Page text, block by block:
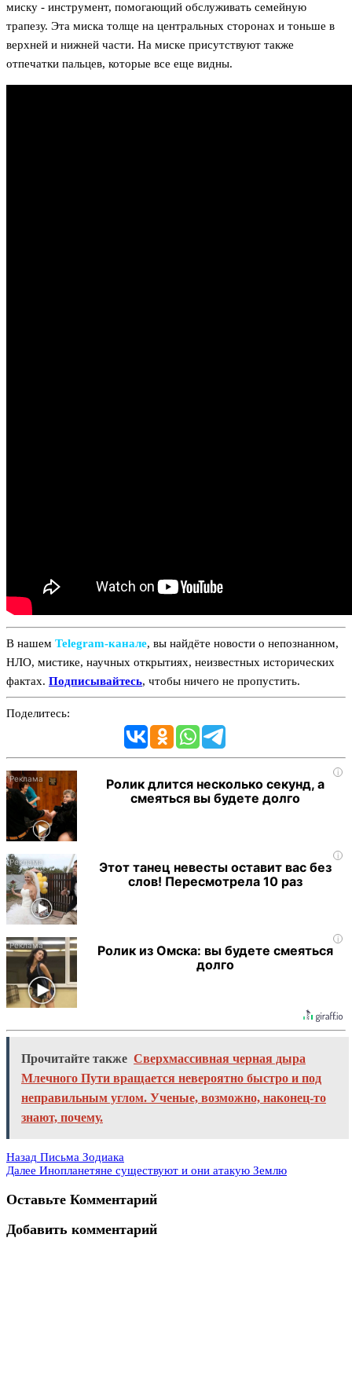
миску - инструмент, помогающий обслуживать семейную
трапезу. Эта миска толще на центральных сторонах и тоньше в
верхней и нижней части. На миске присутствуют также
отпечатки пальцев, которые все еще видны.
В нашем Telegram‑канале, вы найдёте новости о непознанном,
НЛО, мистике, научных открытиях, неизвестных исторических
фактах. Подписывайтесь, чтобы ничего не пропустить.
Поделитесь:
i
Ролик длится несколько секунд, а
смеяться вы будете долго
i
Этот танец невесты оставит вас без
слов! Пересмотрела 10 раз
i
Ролик из Омска: вы будете смеяться
долго
Прочитайте также Сверхмассивная черная дыра
Млечного Пути вращается невероятно быстро и под
неправильным углом. Ученые, возможно, наконец-то
знают, почему.
Назад Письма Зодиака
Далее Инопланетяне существуют и они атакую Землю
Оставьте Комментарий
Добавить комментарий